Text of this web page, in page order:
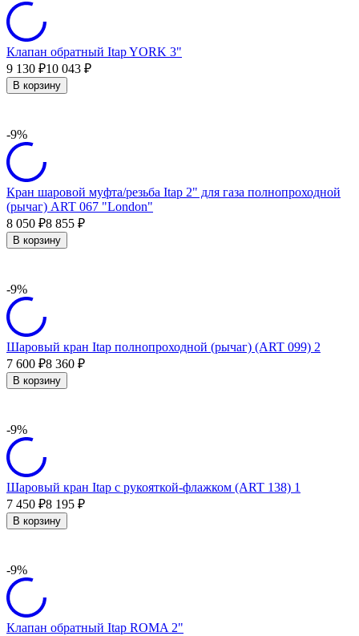
Клапан обратный Itap YORK 3"
9 130 ₽10 043 ₽
В корзину
-9%
Кран шаровой муфта/резьба Itap 2" для газа полнопроходной
(рычаг) ART 067 "London"
8 050 ₽8 855 ₽
В корзину
-9%
Шаровый кран Itap полнопроходной (рычаг) (ART 099) 2
7 600 ₽8 360 ₽
В корзину
-9%
Шаровый кран Itap с рукояткой-флажком (ART 138) 1
7 450 ₽8 195 ₽
В корзину
-9%
Клапан обратный Itap ROMA 2"